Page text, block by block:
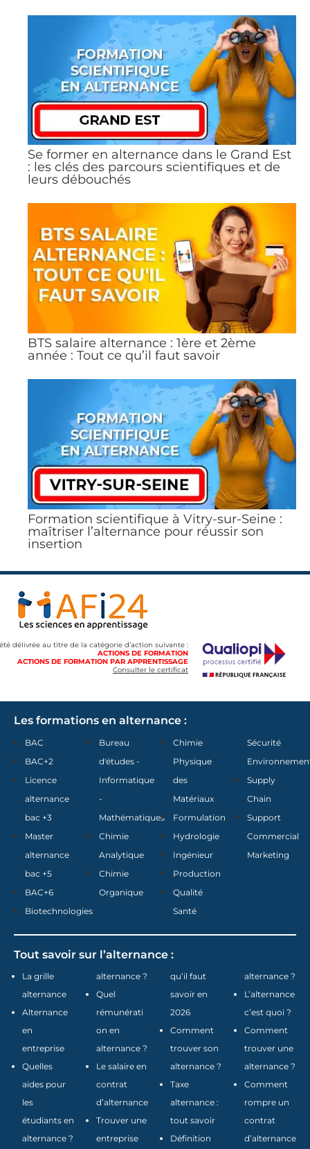
Se former en alternance dans le Grand Est
: les clés des parcours scientifiques et de
leurs débouchés
BTS salaire alternance : 1ère et 2ème
année : Tout ce qu’il faut savoir
Formation scientifique à Vitry-sur-Seine :
maîtriser l’alternance pour réussir son
insertion
délivrée au titre de la catégorie d’action suivante :
ACTIONS DE FORMATION
ACTIONS DE FORMATION PAR APPRENTISSAGE
Consulter le certificat
Les formations en alternance :
BAC
BAC+2
Licence
alternance
bac +3
Master
alternance
bac +5
BAC+6
Biotechnologies
Bureau
d'études -
Informatique
-
Mathématiques
Chimie
Analytique
Chimie
Organique
Chimie
Physique
des
Matériaux
Formulation
Hydrologie
Ingénieur
Production
Qualité
Santé
Sécurité
Supply
Chain
Support
Commercial
Marketing
Tout savoir sur l’alternance :
La grille
alternance
Alternance
en
entreprise
Quelles
aides pour
les
étudiants en
alternance ?
alternance ?
Quel
rémunérati
on en
alternance ?
Le salaire en
contrat
d’alternance
Trouver une
entreprise
qu’il faut
savoir en
2026
Comment
trouver son
alternance ?
Taxe
alternance :
tout savoir
Définition
alternance ?
L’alternance
c’est quoi ?
Comment
trouver une
alternance ?
Comment
rompre un
contrat
d’alternance